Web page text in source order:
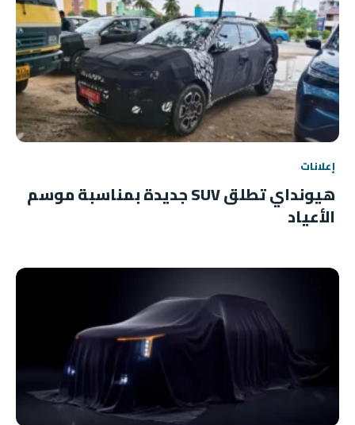
إعلانات
هيونداي تطلق SUV جديدة بمناسبة موسم
الأعياد